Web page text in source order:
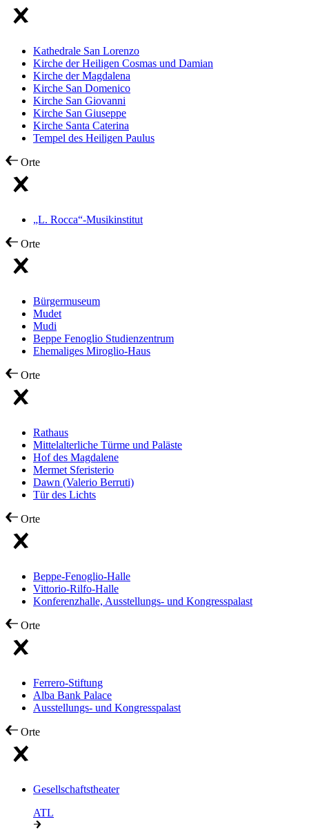
Kathedrale San Lorenzo
Kirche der Heiligen Cosmas und Damian
Kirche der Magdalena
Kirche San Domenico
Kirche San Giovanni
Kirche San Giuseppe
Kirche Santa Caterina
Tempel des Heiligen Paulus
Orte
„L. Rocca“-Musikinstitut
Orte
Bürgermuseum
Mudet
Mudi
Beppe Fenoglio Studienzentrum
Ehemaliges Miroglio-Haus
Orte
Rathaus
Mittelalterliche Türme und Paläste
Hof des Magdalene
Mermet Sferisterio
Dawn (Valerio Berruti)
Tür des Lichts
Orte
Beppe-Fenoglio-Halle
Vittorio-Rilfo-Halle
Konferenzhalle, Ausstellungs- und Kongresspalast
Orte
Ferrero-Stiftung
Alba Bank Palace
Ausstellungs- und Kongresspalast
Orte
Gesellschaftstheater
ATL